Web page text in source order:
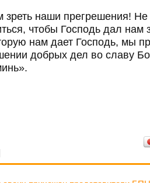
зреть наши прегрешения!
чтобы Господь дал нам
нам дает Господь, мы
добрых дел во славу